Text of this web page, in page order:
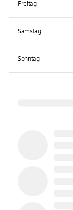
Freitag
Samstag
Sonntag